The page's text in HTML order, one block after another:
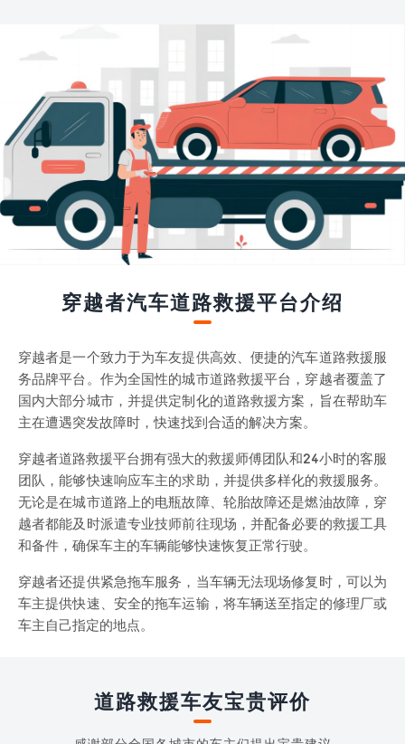
穿越者汽车道路救援平台介绍
穿越者是一个致力于为车友提供高效、便捷的汽车道路救援服
务品牌平台。作为全国性的城市道路救援平台，穿越者覆盖了
国内大部分城市，并提供定制化的道路救援方案，旨在帮助车
主在遭遇突发故障时，快速找到合适的解决方案。
穿越者道路救援平台拥有强大的救援师傅团队和24小时的客服
团队，能够快速响应车主的求助，并提供多样化的救援服务。
无论是在城市道路上的电瓶故障、轮胎故障还是燃油故障，穿
越者都能及时派遣专业技师前往现场，并配备必要的救援工具
和备件，确保车主的车辆能够快速恢复正常行驶。
穿越者还提供紧急拖车服务，当车辆无法现场修复时，可以为
车主提供快速、安全的拖车运输，将车辆送至指定的修理厂或
车主自己指定的地点。
道路救援车友宝贵评价